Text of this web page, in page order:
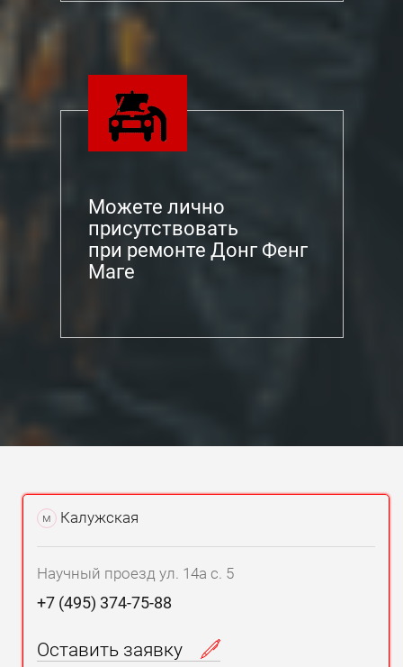
Можете лично
присутствовать
при ремонте Донг Фенг
Маге
м Калужская
Научный проезд ул. 14а с. 5
+7 (495) 374-75-88
Оставить заявку